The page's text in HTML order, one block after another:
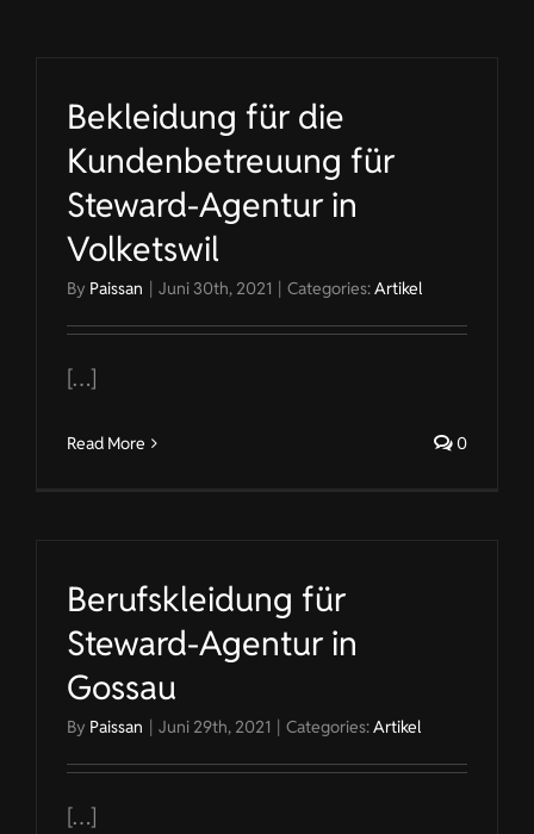
DE
Bekleidung für die
Kundenbetreuung für
Steward-Agentur in
Volketswil
By Paissan | Juni 30th, 2021 | Categories:Artikel
[…]
Read More 0
Berufskleidung für
Steward-Agentur in
Gossau
By Paissan | Juni 29th, 2021 | Categories:Artikel
[…]